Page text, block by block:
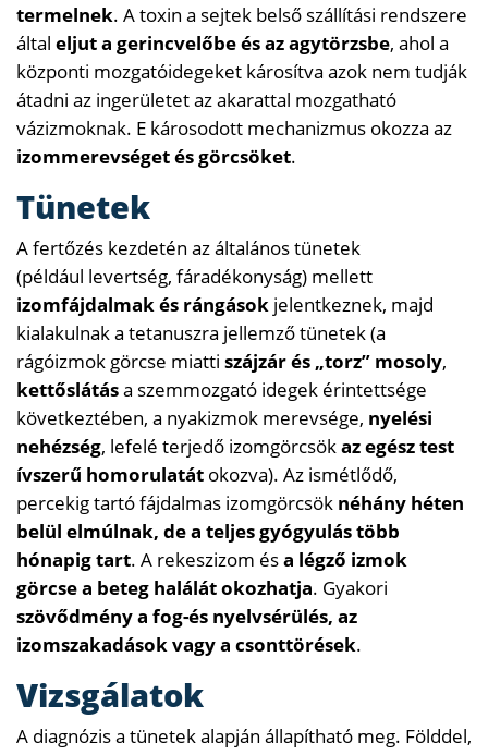
termelnek. A toxin a sejtek belső szállítási rendszere
által eljut a gerincvelőbe és az agytörzsbe, ahol a
központi mozgatóidegeket károsítva azok nem tudják
átadni az ingerületet az akarattal mozgatható
vázizmoknak. E károsodott mechanizmus okozza az
izommerevséget és görcsöket.
Tünetek
A fertőzés kezdetén az általános tünetek
(például levertség, fáradékonyság) mellett
izomfájdalmak és rángások jelentkeznek, majd
kialakulnak a tetanuszra jellemző tünetek (a
rágóizmok görcse miatti szájzár és „torz” mosoly,
kettőslátása szemmozgató idegek érintettsége
következtében, a nyakizmok merevsége, nyelési
nehézség, lefelé terjedő izomgörcsökaz egész test
ívszerű homorulatát okozva). Az ismétlődő,
percekig tartó fájdalmas izomgörcsök néhány héten
belül elmúlnak, de a teljes gyógyulás több
hónapig tart. A rekeszizom ésa légző izmok
görcse a beteg halálát okozhatja. Gyakori
szövődmény a fog-és nyelvsérülés, az
izomszakadások vagy a csonttörések.
Vizsgálatok
A diagnózis a tünetek alapján állapítható meg. Földdel,